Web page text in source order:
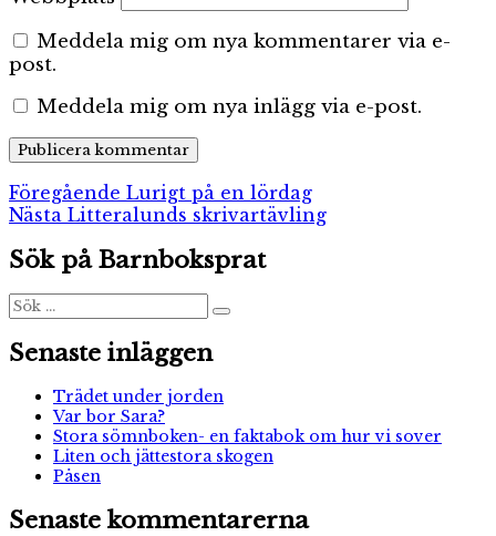
Meddela mig om nya kommentarer via e-
post.
Meddela mig om nya inlägg via e-post.
Inläggsnavigering
Föregående Föregående
inlägg:
Lurigt på en lördag
Nästa Nästa
Litteralunds skrivartävling
Sök på Barnboksprat
Sök
efter:
Sök
Senaste inläggen
Trädet under jorden
Var bor Sara?
Stora sömnboken- en faktabok om hur vi sover
Liten och jättestora skogen
Påsen
Senaste kommentarerna